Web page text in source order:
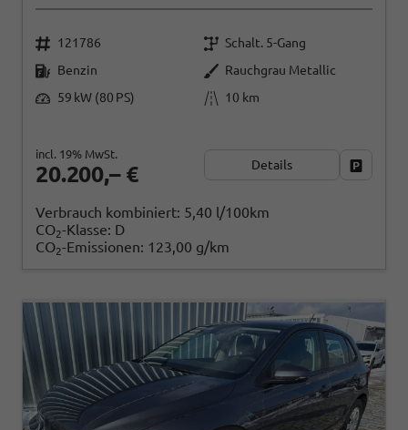
121786
Schalt. 5-Gang
Benzin
Rauchgrau Metallic
59 kW (80 PS)
10 km
20.200,– €
incl. 19% MwSt.
Details
Verbrauch kombiniert: 5,40 l/100km
CO2-Klasse: D
CO2-Emissionen: 123,00 g/km